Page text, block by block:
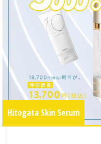
Hitogata Skin Serum